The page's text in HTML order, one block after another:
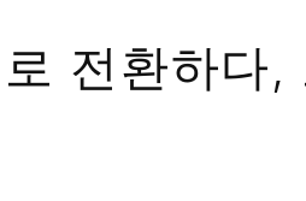
전환하다